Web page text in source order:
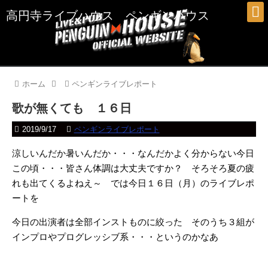
高円寺ライブハウス ペンギンハウス
ホーム ペンギンライブレポート
歌が無くても １６日
2019/9/17 ペンギンライブレポート
涼しいんだか暑いんだか・・・なんだかよく分からない今日
この頃・・・皆さん体調は大丈夫ですか？ そろそろ夏の疲
れも出てくるよねえ～ では今日１６日（月）のライブレポ
ートを
今日の出演者は全部インストものに絞った そのうち３組が
インプロやプログレッシブ系・・・というのかなあ